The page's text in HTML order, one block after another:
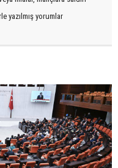
yazılmış yorumlar